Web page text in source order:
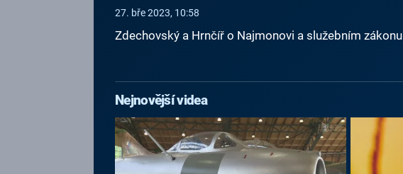
27. bře 2023, 10:58
Zdechovský a Hrnčíř o Najmonovi a služebním zákonu
Nejnovější videa